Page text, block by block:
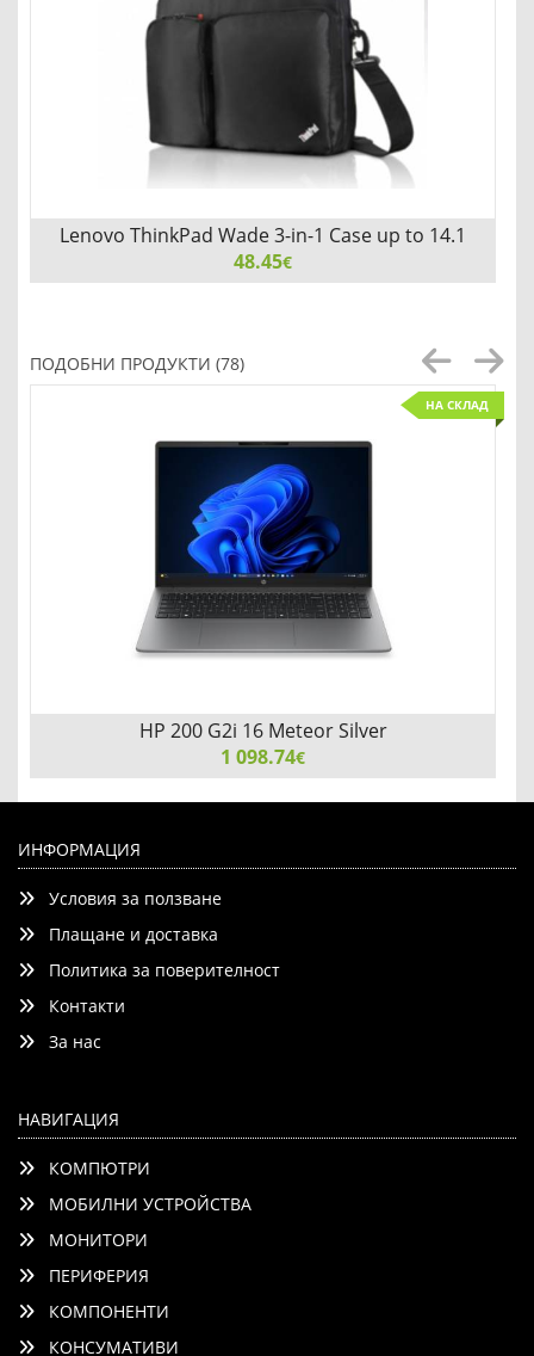
Детайли
Lenovo ThinkPad Wade 3-in-1 Case up to 14.1
48.45€
ПОДОБНИ ПРОДУКТИ (78)
НА СКЛАД
5Ghz/12MB/10C), 16" WUXGA AG, 12GB 5200Mhz 1DIMM,
512GB PCI SSD, Wi-Fi 6 +BT 5.4, 45W USB-C Adapter, 3C
Batt, Free Dos, 3Y Offsite Warranty
HP 200 G2i 16 Meteor Silver
1 098.74€
ИНФОРМАЦИЯ
Условия за ползване
Плащане и доставка
Политика за поверителност
Контакти
За нас
НАВИГАЦИЯ
КОМПЮТРИ
МОБИЛНИ УСТРОЙСТВА
МОНИТОРИ
ПЕРИФЕРИЯ
КОМПОНЕНТИ
КОНСУМАТИВИ